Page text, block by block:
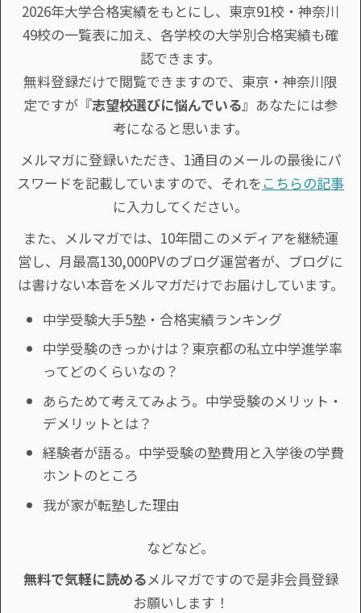
2026年大学合格実績をもとにし、東京91校・神奈川
49校の一覧表に加え、各学校の大学別合格実績も確
認できます。
無料登録だけで閲覧できますので、東京・神奈川限
定ですが『志望校選びに悩んでいる』あなたには参
考になると思います。
メルマガに登録いただき、1通目のメールの最後にパ
スワードを記載していますので、それを こちらの記事
に入力してください。
また、メルマガでは、10年間このメディアを継続運
営し、月最高130,000PVのブログ運営者が、ブログに
は書けない本音をメルマガだけでお届けしています。
中学受験大手5塾・合格実績ランキング
中学受験のきっかけは？東京都の私立中学進学率
ってどのくらいなの？
あらためて考えてみよう。中学受験のメリット・
デメリットとは？
経験者が語る。中学受験の塾費用と入学後の学費
ホントのところ
我が家が転塾した理由
などなど。
無料で気軽に読めるメルマガですので是非会員登録
お願いします！